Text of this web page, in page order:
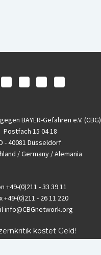
BAYER-Gefahren e.V. (CBG)
Postfach 15 04 18
- 40081 Düsseldorf
/ Germany / Alemania
+49-(0)211 - 33 39 11
+49-(0)211 - 26 11 220
info@CBGnetwork.org
kostet Geld!